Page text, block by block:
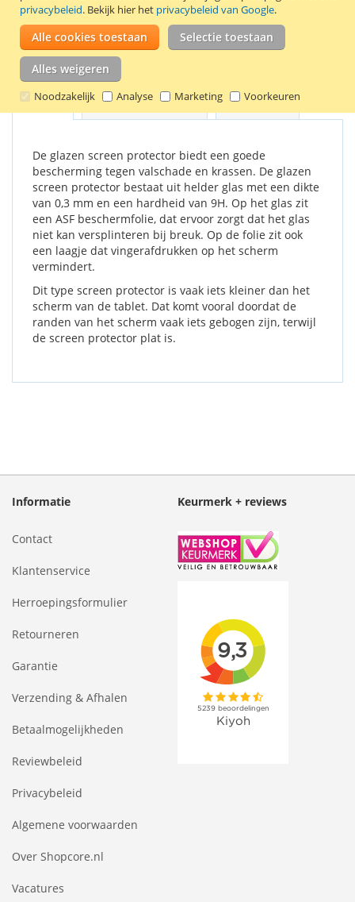
privacybeleid. Bekijk hier het privacybeleid van Google.
Alle cookies toestaan Selectie toestaan
Alles weigeren
Noodzakelijk Analyse Marketing Voorkeuren
Screen protector van gehard glas voor de Apple iPad Air en
iPad Air 2. De screen protector wordt geleverd met 2
schoonmaakdoekjes, waarmee het scherm eerst
schoongemaakt kan worden.
Details Productkenmerken Reviews 1
De glazen screen protector biedt een goede
bescherming tegen valschade en krassen. De glazen
screen protector bestaat uit helder glas met een dikte
van 0,3 mm en een hardheid van 9H. Op het glas zit
een ASF beschermfolie, dat ervoor zorgt dat het glas
niet kan versplinteren bij breuk. Op de folie zit ook
een laagje dat vingerafdrukken op het scherm
vermindert.
Dit type screen protector is vaak iets kleiner dan het
scherm van de tablet. Dat komt vooral doordat de
randen van het scherm vaak iets gebogen zijn, terwijl
de screen protector plat is.
Informatie
Contact
Klantenservice
Herroepingsformulier
Retourneren
Garantie
Verzending & Afhalen
Betaalmogelijkheden
Reviewbeleid
Privacybeleid
Algemene voorwaarden
Over Shopcore.nl
Vacatures
Keurmerk + reviews